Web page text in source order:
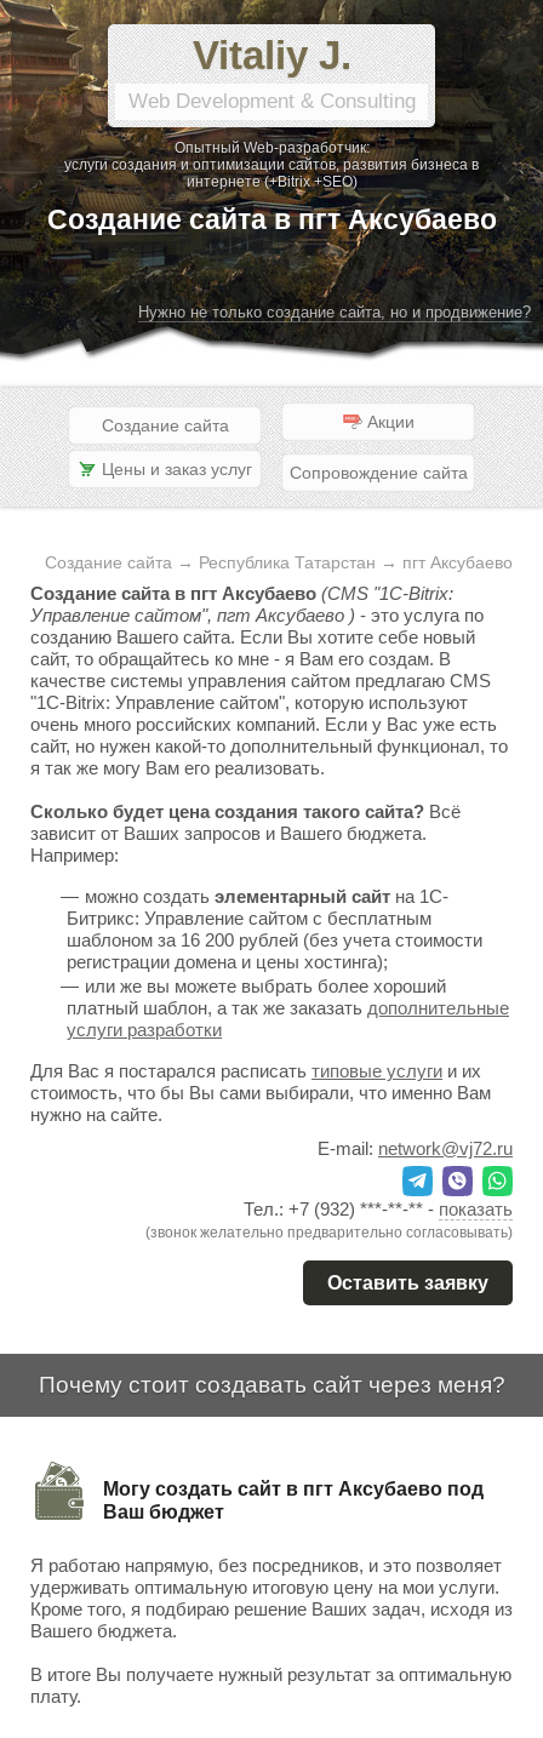
Vitaliy J.
Web Development & Consulting
Опытный Web-разработчик:
услуги создания и оптимизации сайтов, развития бизнеса в
интернете (+Bitrix +SEO)
Создание сайта в пгт Аксубаево
Нужно не только создание сайта, но и продвижение?
Создание сайта Акции
Цены и заказ услуг Сопровождение сайта
Создание сайта → Республика Татарстан → пгт Аксубаево
Создание сайта в пгт Аксубаево (CMS "1C-Bitrix:
Управление сайтом", пгт Аксубаево ) - это услуга по
созданию Вашего сайта. Если Вы хотите себе новый
сайт, то обращайтесь ко мне - я Вам его создам. В
качестве системы управления сайтом предлагаю CMS
"1C-Bitrix: Управление сайтом", которую используют
очень много российских компаний. Если у Вас уже есть
сайт, но нужен какой-то дополнительный функционал, то
я так же могу Вам его реализовать.
Сколько будет цена создания такого сайта? Всё
зависит от Ваших запросов и Вашего бюджета.
Например:
можно создать элементарный сайт на 1С-
Битрикс: Управление сайтом с бесплатным
шаблоном за 16 200 рублей (без учета стоимости
регистрации домена и цены хостинга);
или же вы можете выбрать более хороший
платный шаблон, а так же заказать дополнительные
услуги разработки
Для Вас я постарался расписать типовые услуги и их
стоимость, что бы Вы сами выбирали, что именно Вам
нужно на сайте.
E-mail: network@vj72.ru
Тел.: +7 (932) ***-**-** - показать
(звонок желательно предварительно согласовывать)
Оставить заявку
Почему стоит создавать сайт через меня?
Могу создать сайт в пгт Аксубаево под
Ваш бюджет
Я работаю напрямую, без посредников, и это позволяет
удерживать оптимальную итоговую цену на мои услуги.
Кроме того, я подбираю решение Ваших задач, исходя из
Вашего бюджета.
В итоге Вы получаете нужный результат за оптимальную
плату.